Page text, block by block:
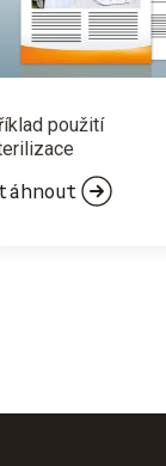
použití